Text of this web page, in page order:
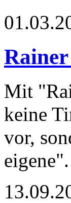
Mit
keine
vor,
eigene".